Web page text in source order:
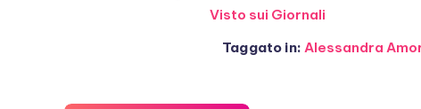
Visto sui Giornali
Taggato in: Alessandra